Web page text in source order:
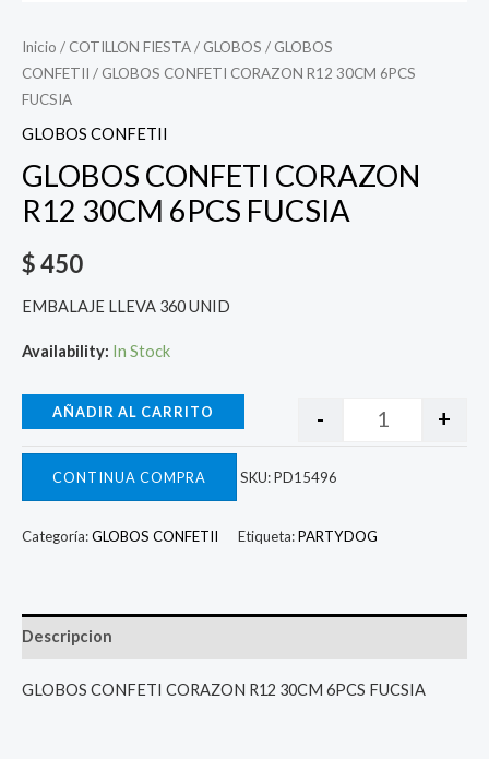
Inicio / COTILLON FIESTA/ GLOBOS / GLOBOS
CONFETII / GLOBOS CONFETI CORAZON R12 30CM 6PCS
FUCSIA
GLOBOS CONFETII
GLOBOS CONFETI CORAZON
R12 30CM 6PCS FUCSIA
$450
EMBALAJE LLEVA 360 UNID
Availability: In Stock
- +
AÑADIR AL CARRITO
CONTINUA COMPRA SKU:PD15496
Categoría:GLOBOS CONFETII Etiqueta:PARTYDOG
Descripcion
GLOBOS CONFETI CORAZON R12 30CM 6PCS FUCSIA